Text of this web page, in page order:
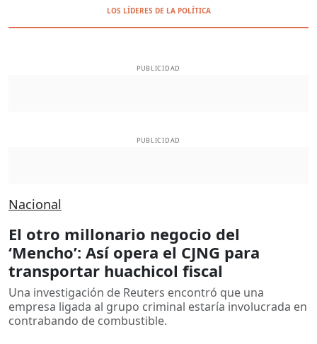
LOS LÍDERES DE LA POLÍTICA
PUBLICIDAD
PUBLICIDAD
Nacional
El otro millonario negocio del
‘Mencho’: Así opera el CJNG para
transportar huachicol fiscal
Una investigación de Reuters encontró que una
empresa ligada al grupo criminal estaría involucrada en
contrabando de combustible.